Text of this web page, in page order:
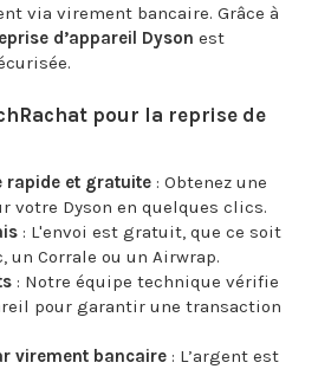
via virement bancaire. Grâce à
d’appareil Dyson est
pour la reprise de
rapide et gratuite : Obtenez une
votre Dyson en quelques clics.
: L'envoi est gratuit, que ce soit
un Corrale ou un Airwrap.
: Notre équipe technique vérifie
pour garantir une transaction
virement bancaire : L’argent est